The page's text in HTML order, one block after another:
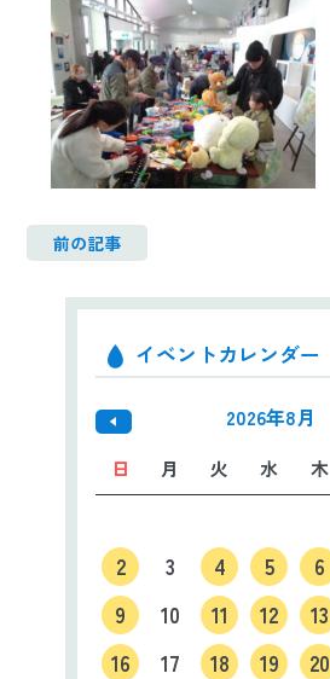
前の記事
イベントカレンダー
2026年8月
日 月 火 水 木
2
3 4 5 6
9
10 11 12 13
16
17 18 19 20